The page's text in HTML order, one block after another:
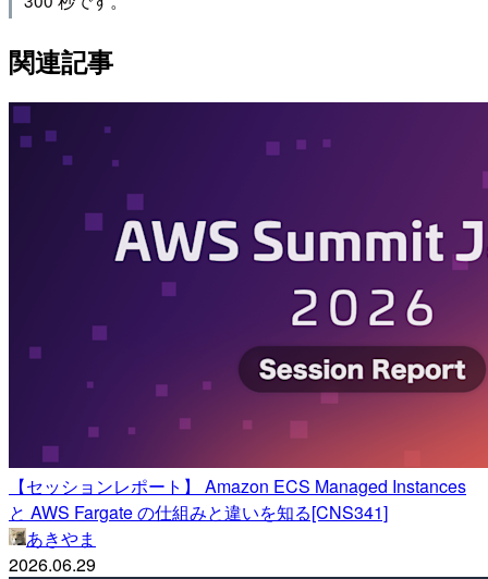
関連記事
【セッションレポート】 Amazon ECS Managed Instances
と AWS Fargate の仕組みと違いを知る[CNS341]
あきやま
2026.06.29